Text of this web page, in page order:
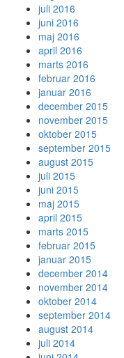
juli 2016
juni 2016
maj 2016
april 2016
marts 2016
februar 2016
januar 2016
december 2015
november 2015
oktober 2015
september 2015
august 2015
juli 2015
juni 2015
maj 2015
april 2015
marts 2015
februar 2015
januar 2015
december 2014
november 2014
oktober 2014
september 2014
august 2014
juli 2014